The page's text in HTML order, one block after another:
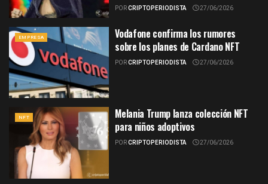
PORCRIPTOPERIODISTA 27/06/2026
EMPRESA
Vodafone confirma los rumores
sobre los planes de Cardano NFT
PORCRIPTOPERIODISTA 27/06/2026
NFT
Melania Trump lanza colección NFT
para niños adoptivos
PORCRIPTOPERIODISTA 27/06/2026